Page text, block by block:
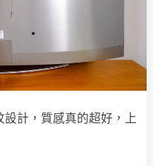
計，質感真的超好，上